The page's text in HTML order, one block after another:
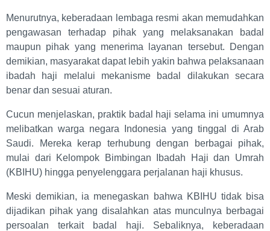
Menurutnya, keberadaan lembaga resmi akan memudahkan
pengawasan terhadap pihak yang melaksanakan badal
maupun pihak yang menerima layanan tersebut. Dengan
demikian, masyarakat dapat lebih yakin bahwa pelaksanaan
ibadah haji melalui mekanisme badal dilakukan secara
benar dan sesuai aturan.
Cucun menjelaskan, praktik badal haji selama ini umumnya
melibatkan warga negara Indonesia yang tinggal di Arab
Saudi. Mereka kerap terhubung dengan berbagai pihak,
mulai dari Kelompok Bimbingan Ibadah Haji dan Umrah
(KBIHU) hingga penyelenggara perjalanan haji khusus.
Meski demikian, ia menegaskan bahwa KBIHU tidak bisa
dijadikan pihak yang disalahkan atas munculnya berbagai
persoalan terkait badal haji. Sebaliknya, keberadaan